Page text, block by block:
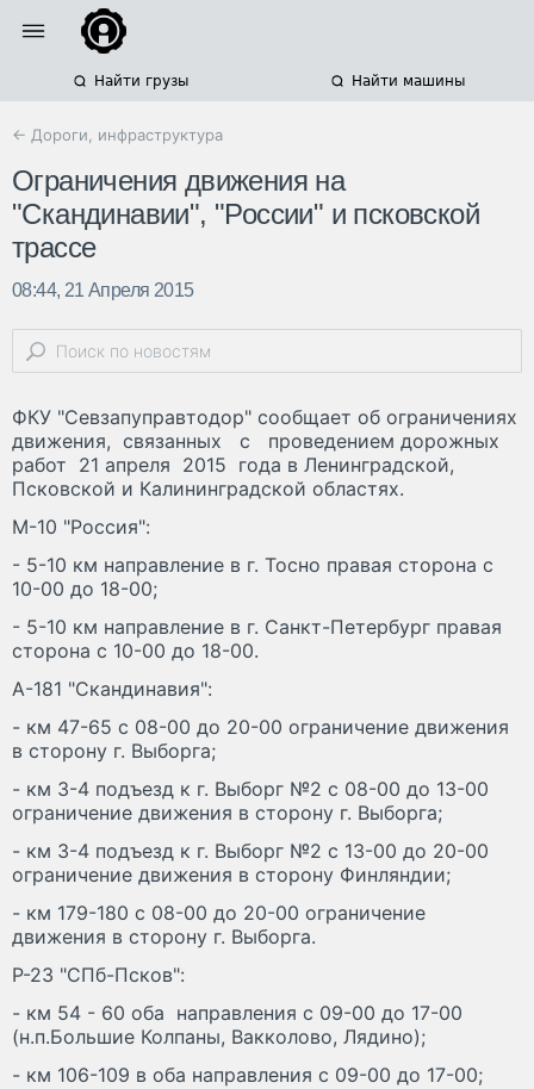
Найти грузы Найти машины
← Дороги, инфраструктура
Ограничения движения на
"Скандинавии", "России" и псковской
трассе
08:44, 21 Апреля 2015
ФКУ "Севзапуправтодор" сообщает об ограничениях
движения, связанных с проведением дорожных
работ 21 апреля 2015 года в Ленинградской,
Псковской и Калининградской областях.
М-10 "Россия":
- 5-10 км направление в г. Тосно правая сторона с
10-00 до 18-00;
- 5-10 км направление в г. Санкт-Петербург правая
сторона с 10-00 до 18-00.
А-181 "Скандинавия":
- км 47-65 с 08-00 до 20-00 ограничение движения
в сторону г. Выборга;
- км 3-4 подъезд к г. Выборг №2 с 08-00 до 13-00
ограничение движения в сторону г. Выборга;
- км 3-4 подъезд к г. Выборг №2 с 13-00 до 20-00
ограничение движения в сторону Финляндии;
- км 179-180 с 08-00 до 20-00 ограничение
движения в сторону г. Выборга.
Р-23 "СПб-Псков":
- км 54 - 60 оба направления с 09-00 до 17-00
(н.п.Большие Колпаны, Вакколово, Лядино);
- км 106-109 в оба направления с 09-00 до 17-00;